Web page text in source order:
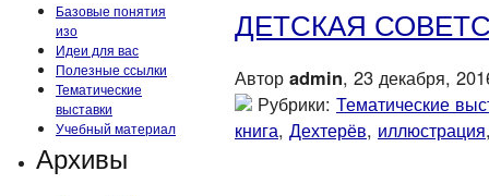
Базовые понятия
изо
Идеи для вас
Полезные ссылки
Тематические
выставки
Учебный материал
Архивы
ДЕТСКАЯ
Автор admin, 23 декабря,
Рубрики: Тематические
книга, Дехтерёв, иллюстрация